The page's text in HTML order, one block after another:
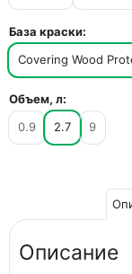
База краски:
Covering Wood
Объем, л:
0.9
2.7 9
Описание